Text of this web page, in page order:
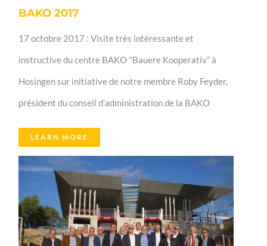
BAKO 2017
17 octobre 2017 : Visite très intéressante et
instructive du centre BAKO "Bauere Kooperativ” à
Hosingen sur initiative de notre membre Roby Feyder,
président du conseil d’administration de la BAKO
LEARN MORE